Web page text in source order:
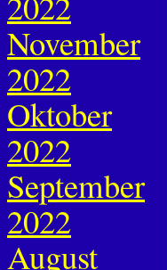
November
2022
Oktober
2022
September
2022
August